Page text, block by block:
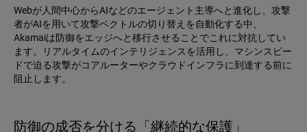
Webが人間中心からAIなどのエージェント主導へと進化し、攻撃
者がAIを用いて攻撃ベクトルの切り替えを自動化する中、
Akamaiは防御をエッジへと移行させることでこれに対抗してい
ます。リアルタイムのインテリジェンスを活用し、マシンスピー
ドで迫る攻撃がコアルーターやクラウドインフラに到達する前に
阻止します。
防御の成否を分ける「継続的な保護」